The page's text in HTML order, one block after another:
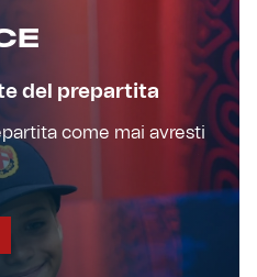
del prepartita
come mai avresti